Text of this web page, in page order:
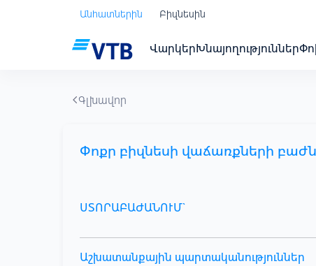
Անհատներին Բիզնեսին
ՎարկերԽնայողություններ
Գլխավոր
Փոքր բիզնեսի վաճառքների
ՍՏՈՐԱԲԱԺԱՆՈՒՄ`
Աշխատանքային պարտականություններ